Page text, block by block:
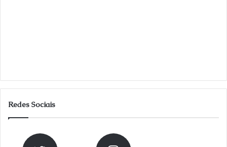
Redes Sociais